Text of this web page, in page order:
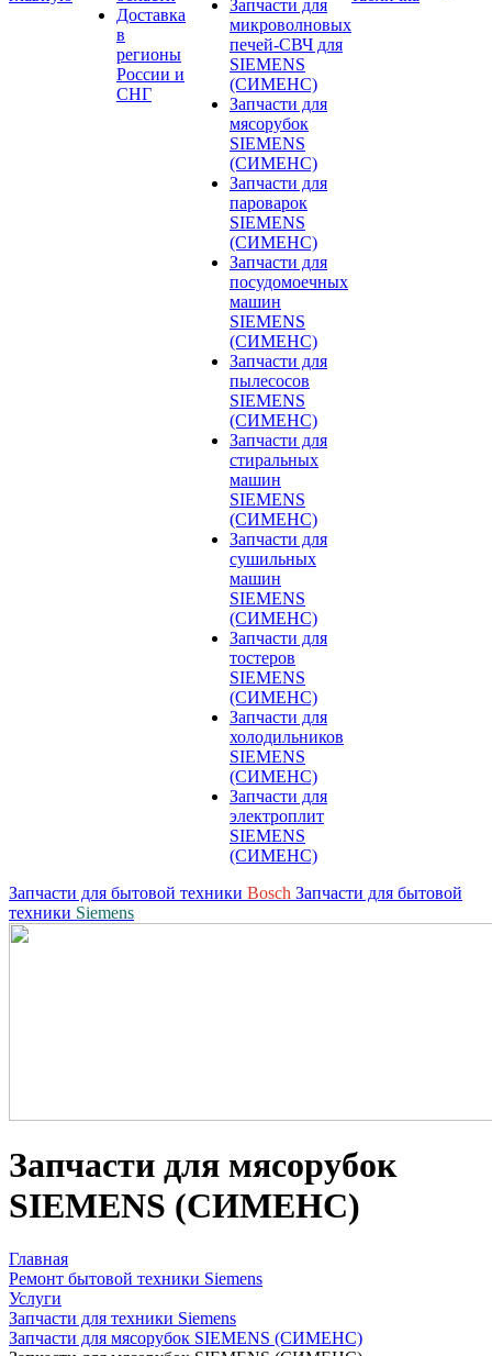
Доставка
в
регионы
России и
СНГ
Запчасти для
микроволновых
печей-СВЧ для
SIEMENS
(СИМЕНС)
Запчасти для
мясорубок
SIEMENS
(СИМЕНС)
Запчасти для
пароварок
SIEMENS
(СИМЕНС)
Запчасти для
посудомоечных
машин
SIEMENS
(СИМЕНС)
Запчасти для
пылесосов
SIEMENS
(СИМЕНС)
Запчасти для
стиральных
машин
SIEMENS
(СИМЕНС)
Запчасти для
сушильных
машин
SIEMENS
(СИМЕНС)
Запчасти для
тостеров
SIEMENS
(СИМЕНС)
Запчасти для
холодильников
SIEMENS
(СИМЕНС)
Запчасти для
электроплит
SIEMENS
(СИМЕНС)
Запчасти для бытовой техники Bosch Запчасти для бытовой
техники Siemens
Запчасти для мясорубок
SIEMENS (СИМЕНС)
Главная
Ремонт бытовой техники Siemens
Услуги
Запчасти для техники Siemens
Запчасти для мясорубок SIEMENS (СИМЕНС)